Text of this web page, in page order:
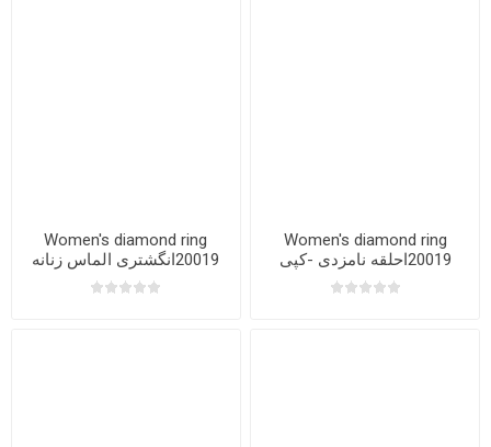
Women's diamond ring
20019احلقه نامزدی -کپی
Women's diamond ring
20019انگشتری الماس زنانه